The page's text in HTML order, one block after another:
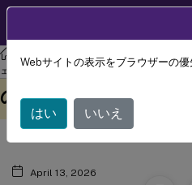
リナックス バーチャル デリバリー
ェント 2411
翻訳されています。
DTLS を使用した
の保護
April 13, 2026
Webサイトの表示をブラウザーの
はい いいえ